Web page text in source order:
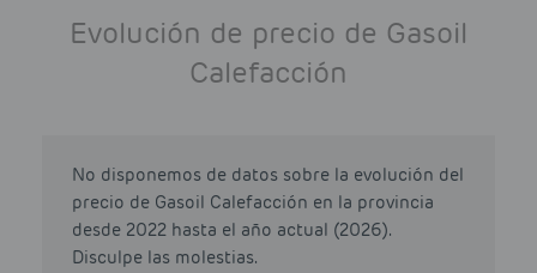
Evolución de precio de Gasoil
Calefacción
No disponemos de datos sobre la evolución del
precio de Gasoil Calefacción en la provincia
desde 2022 hasta el año actual (2026).
Disculpe las molestias.